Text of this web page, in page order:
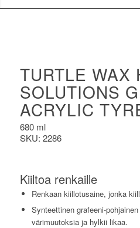
TURTLE WAX
SOLUTIONS
ACRYLIC
680 ml
SKU: 2286
Kiiltoa renkaille
Renkaan kiillotusaine, jonka
Synteettinen grafeeni-
värimuutoksia ja hylkii likaa.